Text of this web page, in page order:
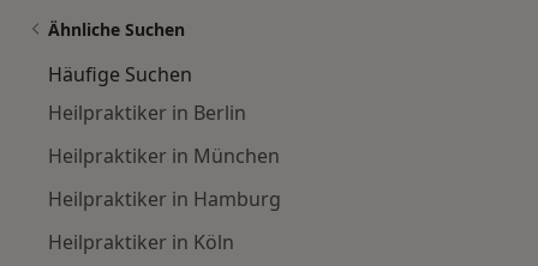
Ähnliche Suchen
Häufige Suchen
Heilpraktiker in Berlin
Heilpraktiker in München
Heilpraktiker in Hamburg
Heilpraktiker in Köln